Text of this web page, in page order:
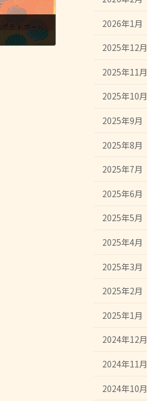
2026年1月
2025年12月
2025年11月
2025年10月
2025年9月
2025年8月
2025年7月
2025年6月
2025年5月
2025年4月
2025年3月
2025年2月
2025年1月
2024年12月
2024年11月
2024年10月